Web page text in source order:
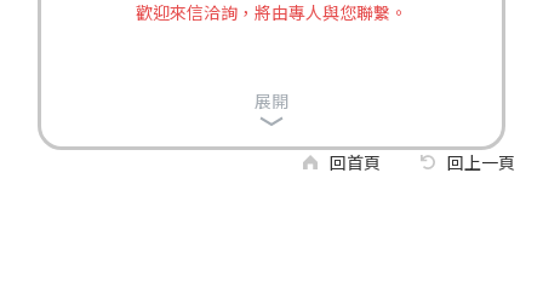
展開
歡迎來信洽詢，將由專人與您聯繫。
回首頁 回上一頁